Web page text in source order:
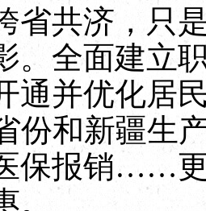
共济，只是
。全面建立
通并优化居
份和新疆生
保报销……更
。